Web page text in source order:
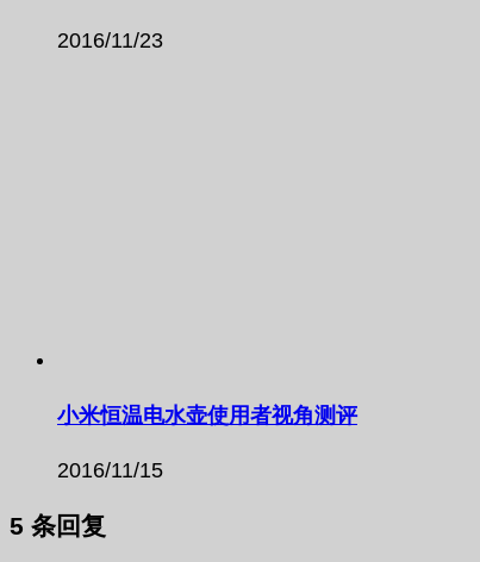
2016/11/23
小米恒温电水壶使用者视角测评
2016/11/15
5 条回复